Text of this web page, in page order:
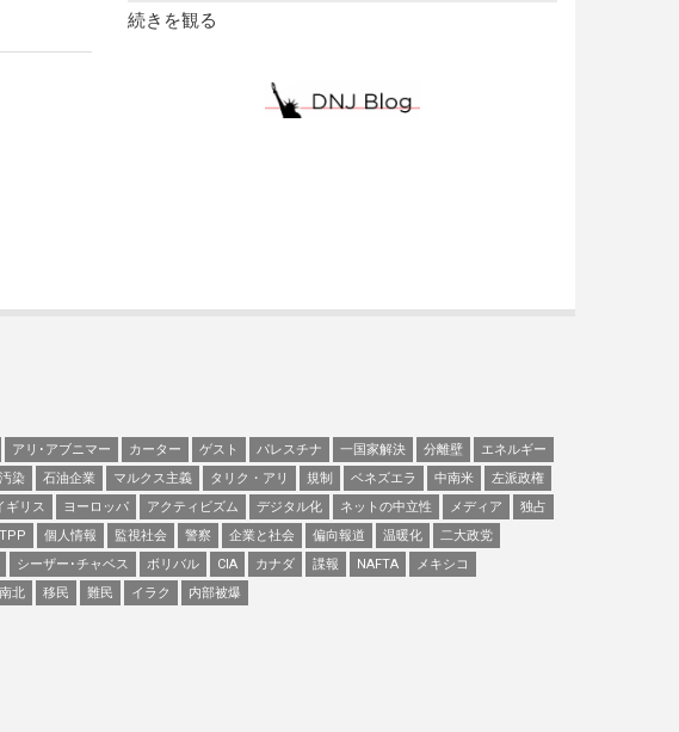
続きを観る
アリ･アブニマー カーター ゲスト パレスチナ 一国家解決 分離壁
エネルギー
染 石油企業 マルクス主義 タリク・アリ 規制 ベネズエラ 中南米
左派政権
ギリス ヨーロッパ アクティビズム デジタル化 ネットの中立性 メディア
独占
TPP 個人情報 監視社会 警察 企業と社会 偏向報道 温暖化
二大政党
シーザー･チャベス ボリバル CIA カナダ 諜報 NAFTA
メキシコ
南北 移民 難民 イラク 内部被爆